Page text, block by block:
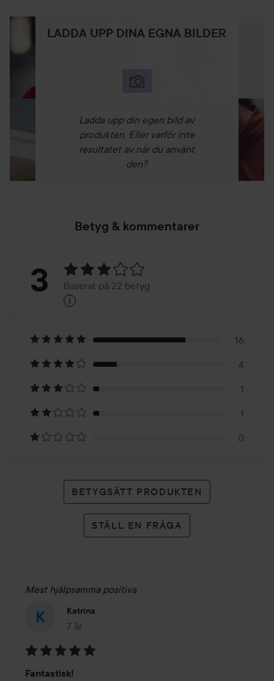
LADDA UPP DINA EGNA BILDER
Ladda upp din egen bild av
produkten. Eller varför inte
resultatet av när du använt
den?
Betyg & kommentarer
Betyg:
Baserat
på
22
betyg
3 Baserat på 22 betyg
i
16
4
1
1
0
BETYGSÄTT PRODUKTEN
STÄLL EN FRÅGA
Mest hjälpsamma positiva
Katrina
7 år
Inlägget skapades 7 år
Fantastisk!